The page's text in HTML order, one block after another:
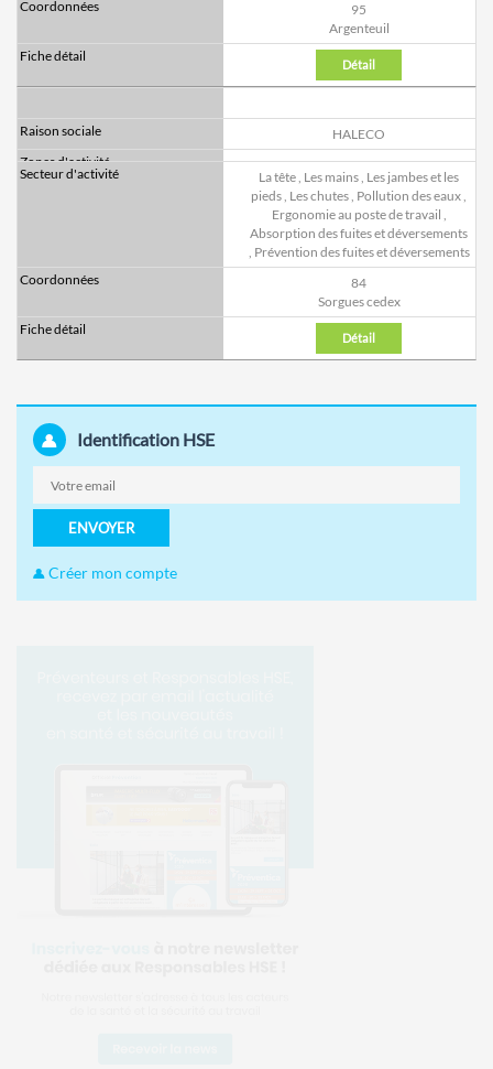
95
Argenteuil
Détail
HALECO
La tête, Les mains, Les jambes et les
pieds, Les chutes, Pollution des eaux,
Ergonomie au poste de travail ,
Absorption des fuites et déversements
, Prévention des fuites et déversements
84
Sorgues cedex
Détail
Identification HSE
ENVOYER
Créer mon compte